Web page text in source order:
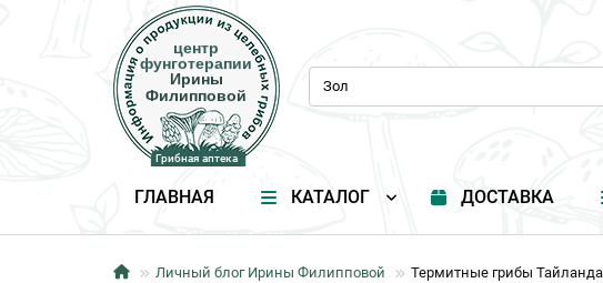
центр
фунготерапии
Ирины
Филипповой
Грибная аптека
центр
фунготерапии
Ирины
Филипповой
Грибная аптека
ГЛАВНАЯ КАТАЛОГ ДОСТАВКА
Личный блог Ирины Филипповой Термитные грибы Тайланда